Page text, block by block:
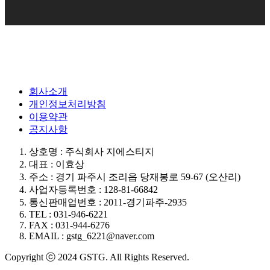
회사소개
개인정보처리방침
이용약관
공지사항
상호명 : 주식회사 지에스티지
대표 : 이효상
주소 : 경기 파주시 조리읍 당재봉로 59-67 (오산리)
사업자등록번호 : 128-81-66842
통신판매업번호 : 2011-경기파주-2935
TEL : 031-946-6221
FAX : 031-944-6276
EMAIL : gstg_6221@naver.com
Copyright ⓒ 2024 GSTG. All Rights Reserved.